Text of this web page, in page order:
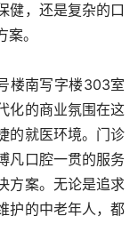
健，还是复杂的口
。
楼南写字楼303室
化的商业氛围在这
的就医环境。门诊
凡口腔一贯的服务
方案。无论是追求
护的中老年人，都